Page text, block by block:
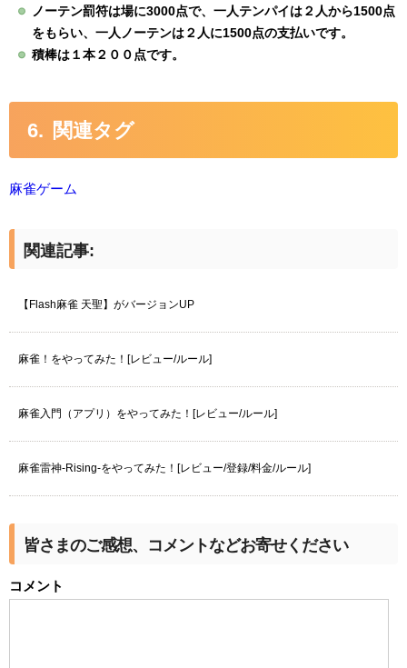
ノーテン罰符は場に3000点で、一人テンパイは２人から1500点
をもらい、一人ノーテンは２人に1500点の支払いです。
積棒は１本２００点です。
関連タグ
麻雀ゲーム
関連記事:
【Flash麻雀 天聖】がバージョンUP
麻雀！をやってみた！[レビュー/ルール]
麻雀入門（アプリ）をやってみた！[レビュー/ルール]
麻雀雷神-Rising-をやってみた！[レビュー/登録/料金/ルール]
皆さまのご感想、コメントなどお寄せください
コメント